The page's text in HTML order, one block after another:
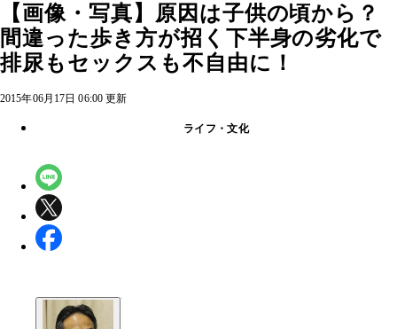
【画像・写真】原因は子供の頃から？
間違った歩き方が招く下半身の劣化で
排尿もセックスも不自由に！
2015年06月17日 06:00 更新
ライフ・文化